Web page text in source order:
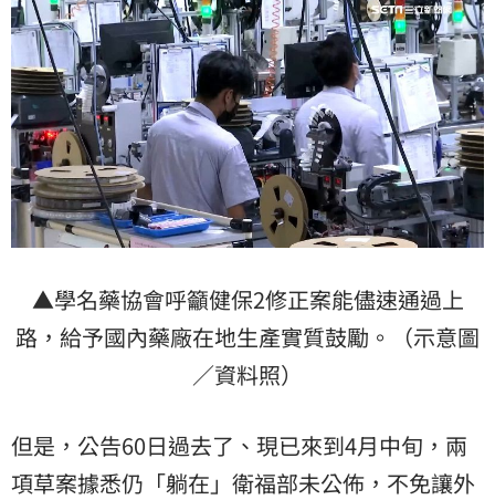
▲學名藥協會​呼籲健保2修正案能儘速通過上
路，給予國內藥廠在地生產實質鼓勵。（示意圖
／資料照）
但是，公告60日過去了、現已來到4月中旬，兩
項草案據悉仍「躺在」衛福部未公佈，不免讓外